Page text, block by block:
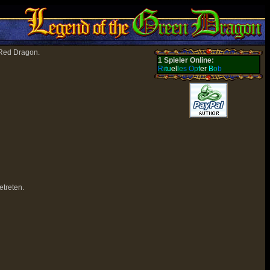
1 Spieler Online:
Rituel es Opfer Bob
Dragon.